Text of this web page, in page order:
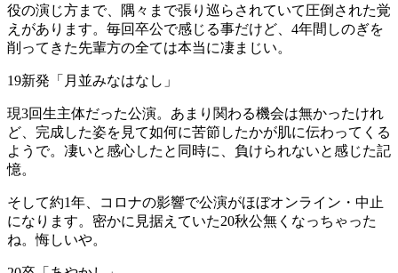
役の演じ方まで、隅々まで張り巡らされていて圧倒された覚
えがあります。毎回卒公で感じる事だけど、4年間しのぎを
削ってきた先輩方の全ては本当に凄まじい。
19新発「月並みなはなし」
現3回生主体だった公演。あまり関わる機会は無かったけれ
ど、完成した姿を見て如何に苦節したかが肌に伝わってくる
ようで。凄いと感心したと同時に、負けられないと感じた記
憶。
そして約1年、コロナの影響で公演がほぼオンライン・中止
になります。密かに見据えていた20秋公無くなっちゃった
ね。悔しいや。